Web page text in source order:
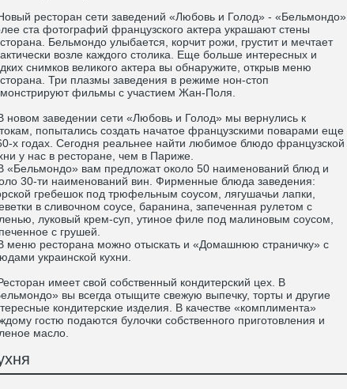
ресторан сети заведений «Любовь и Голод» - «Бельмондо».
ста фотографий французского актера украшают стены
Бельмондо улыбается, корчит рожи, грустит и мечтает
возле каждого столика. Еще больше интересных и
снимков великого актера вы обнаружите, открыв меню
Три плазмы заведения в режиме нон-стоп
фильмы с участием Жан-Поля.
новом заведении сети «Любовь и Голод» мы вернулись к
попытались создать начатое французскими поварами еще
х годах. Сегодня реальнее найти любимое блюдо французской
у нас в ресторане, чем в Париже.
«Бельмондо» вам предложат около 50 наименований блюд и
30-ти наименований вин. Фирменные блюда заведения:
гребешок под трюфельным соусом, лягушачьи лапки,
в сливочном соусе, баранина, запеченная рулетом с
луковый крем-суп, утиное филе под малиновым соусом,
с грушей.
меню ресторана можно отыскать и «Домашнюю страничку» с
украинской кухни.
имеет свой собственный кондитерский цех. В
вы всегда отыщите свежую выпечку, торты и другие
кондитерские изделия. В качестве «комплимента»
гостю подаются булочки собственного приготовления и
масло.